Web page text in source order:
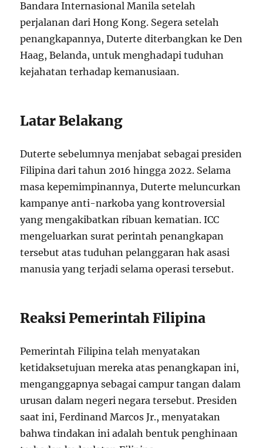
Bandara Internasional Manila setelah
perjalanan dari Hong Kong. Segera setelah
penangkapannya, Duterte diterbangkan ke Den
Haag, Belanda, untuk menghadapi tuduhan
kejahatan terhadap kemanusiaan.
Latar Belakang
Duterte sebelumnya menjabat sebagai presiden
Filipina dari tahun 2016 hingga 2022. Selama
masa kepemimpinannya, Duterte meluncurkan
kampanye anti-narkoba yang kontroversial
yang mengakibatkan ribuan kematian. ICC
mengeluarkan surat perintah penangkapan
tersebut atas tuduhan pelanggaran hak asasi
manusia yang terjadi selama operasi tersebut.
Reaksi Pemerintah Filipina
Pemerintah Filipina telah menyatakan
ketidaksetujuan mereka atas penangkapan ini,
menganggapnya sebagai campur tangan dalam
urusan dalam negeri negara tersebut. Presiden
saat ini, Ferdinand Marcos Jr., menyatakan
bahwa tindakan ini adalah bentuk penghinaan